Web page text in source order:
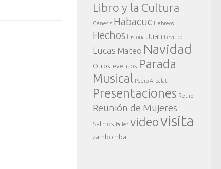
Libro y la Cultura
Génesis Habacuc Hebreos
Hechos historia Juan Levítico
Lucas Mateo Navidad
Otros eventos Parada
Musical
Pedro Arbalat
Presentaciones Retiro
Reunión de Mujeres
Salmos taller videovisita
zambomba